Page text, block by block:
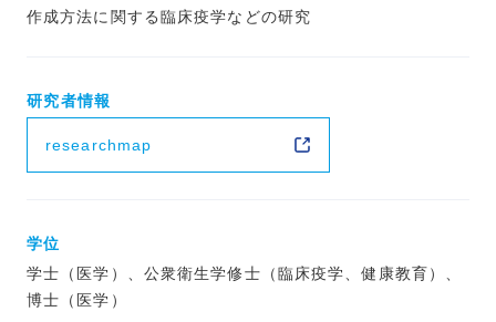
作成方法に関する臨床疫学などの研究
研究者情報
researchmap
学位
学士（医学）、公衆衛生学修士（臨床疫学、健康教育）、
博士（医学）